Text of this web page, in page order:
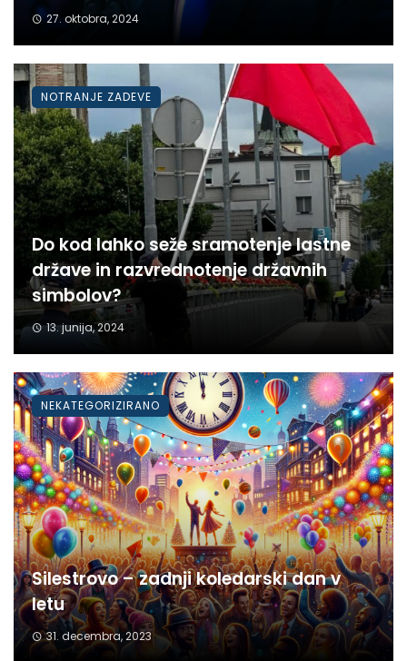
27. oktobra, 2024
Do kod lahko seže sramotenje lastne
države in razvrednotenje državnih
simbolov?
13. junija, 2024
NOTRANJE ZADEVE
Silestrovo – zadnji koledarski dan v
letu
31. decembra, 2023
NEKATEGORIZIRANO